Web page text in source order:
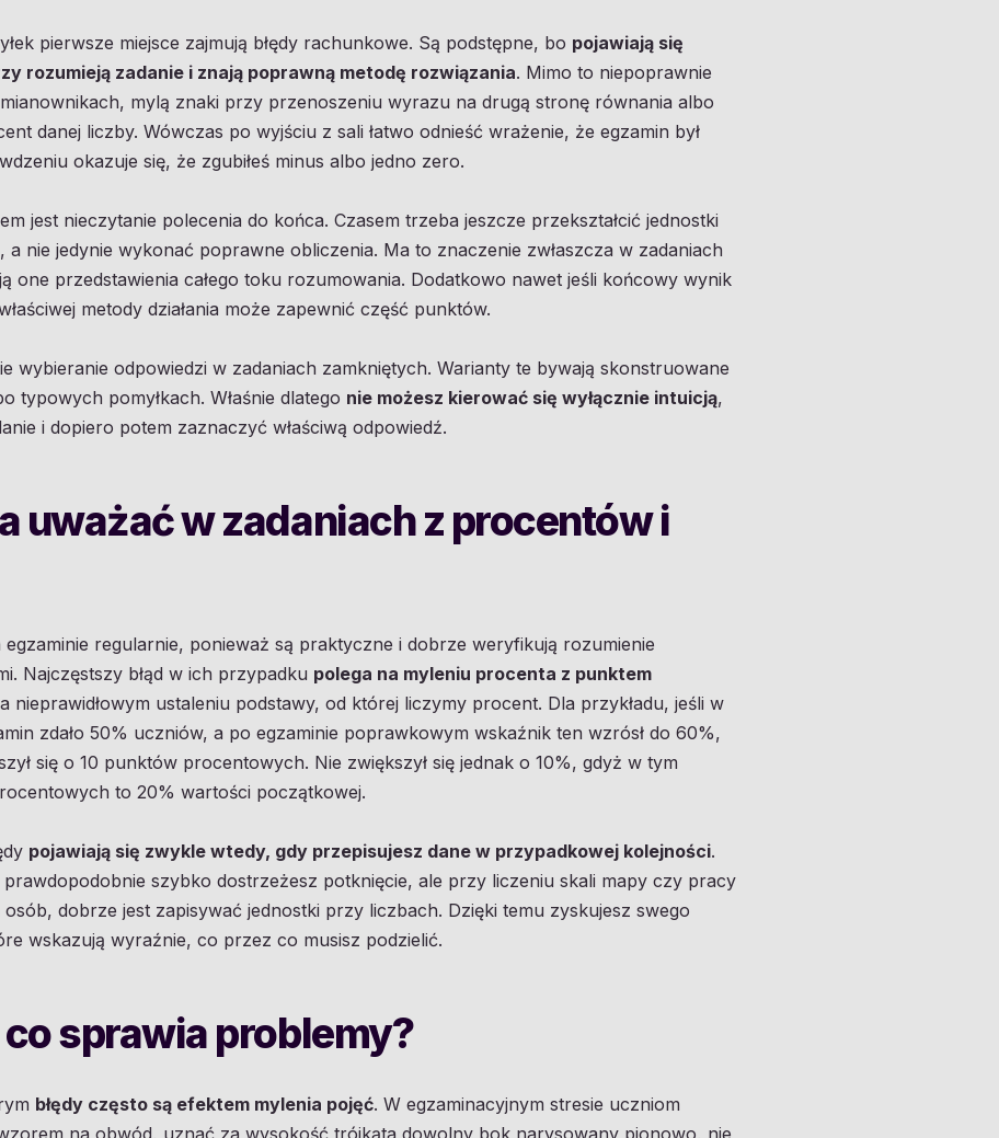
pierwsze miejsce zajmują błędy rachunkowe. Są podstępne, bo pojawiają się
rozumieją zadanie i znają poprawną metodę rozwiązania. Mimo to niepoprawnie
mylą znaki przy przenoszeniu wyrazu na drugą stronę równania albo
danej liczby. Wówczas po wyjściu z sali łatwo odnieść wrażenie, że egzamin był
okazuje się, że zgubiłeś minus albo jedno zero.
jest nieczytanie polecenia do końca. Czasem trzeba jeszcze przekształcić jednostki
a nie jedynie wykonać poprawne obliczenia. Ma to znaczenie zwłaszcza w zadaniach
one przedstawienia całego toku rozumowania. Dodatkowo nawet jeśli końcowy wynik
metody działania może zapewnić część punktów.
wybieranie odpowiedzi w zadaniach zamkniętych. Warianty te bywają skonstruowane
typowych pomyłkach. Właśnie dlatego nie możesz kierować się wyłącznie intuicją,
i dopiero potem zaznaczyć właściwą odpowiedź.
uważać w zadaniach z procentów i
egzaminie regularnie, ponieważ są praktyczne i dobrze weryfikują rozumienie
Najczęstszy błąd w ich przypadku polega na myleniu procenta z punktem
nieprawidłowym ustaleniu podstawy, od której liczymy procent. Dla przykładu, jeśli w
zdało 50% uczniów, a po egzaminie poprawkowym wskaźnik ten wzrósł do 60%,
się o 10 punktów procentowych. Nie zwiększył się jednak o 10%, gdyż w tym
to 20% wartości początkowej.
pojawiają się zwykle wtedy, gdy przepisujesz dane w przypadkowej kolejności.
szybko dostrzeżesz potknięcie, ale przy liczeniu skali mapy czy pracy
dobrze jest zapisywać jednostki przy liczbach. Dzięki temu zyskujesz swego
wskazują wyraźnie, co przez co musisz podzielić.
sprawia problemy?
błędy często są efektem mylenia pojęć. W egzaminacyjnym stresie uczniom
na obwód, uznać za wysokość trójkąta dowolny bok narysowany pionowo, nie